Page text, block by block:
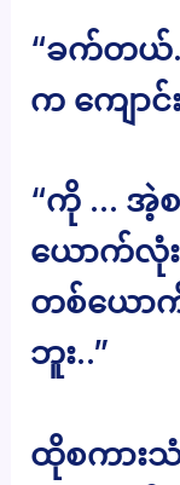
“ခက်တယ်
က ကျောင်
“ကို … အဲ့စ
ယောက်လုံး
တစ်ယော
ဘူး..”
ထိုစကားသံ